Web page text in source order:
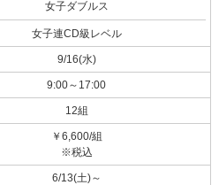
女子ダブルス
女子連CD級レベル
9/16(水)
9:00～17:00
12組
￥6,600/組
※税込
6/13(土)～